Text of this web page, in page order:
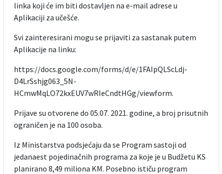
linka koji će im biti dostavljen na e-mail adrese u
Aplikaciji za učešće.
Svi zainteresirani mogu se prijaviti za sastanak putem
Aplikacije na linku:
https://docs.google.com/forms/d/e/1FAIpQLScLdj-
D4LrSshjg063_5N-
HCmwMqLO72kxEUV7wRIeCndtHGg/viewform.
Prijave su otvorene do 05.07. 2021. godine, a broj prisutnih
ograničen je na 100 osoba.
Iz Ministarstva podsjećaju da se Program sastoji od
jedanaest pojedinačnih programa za koje je u Budžetu KS
planirano 8,49 miliona KM. Posebno ističu program